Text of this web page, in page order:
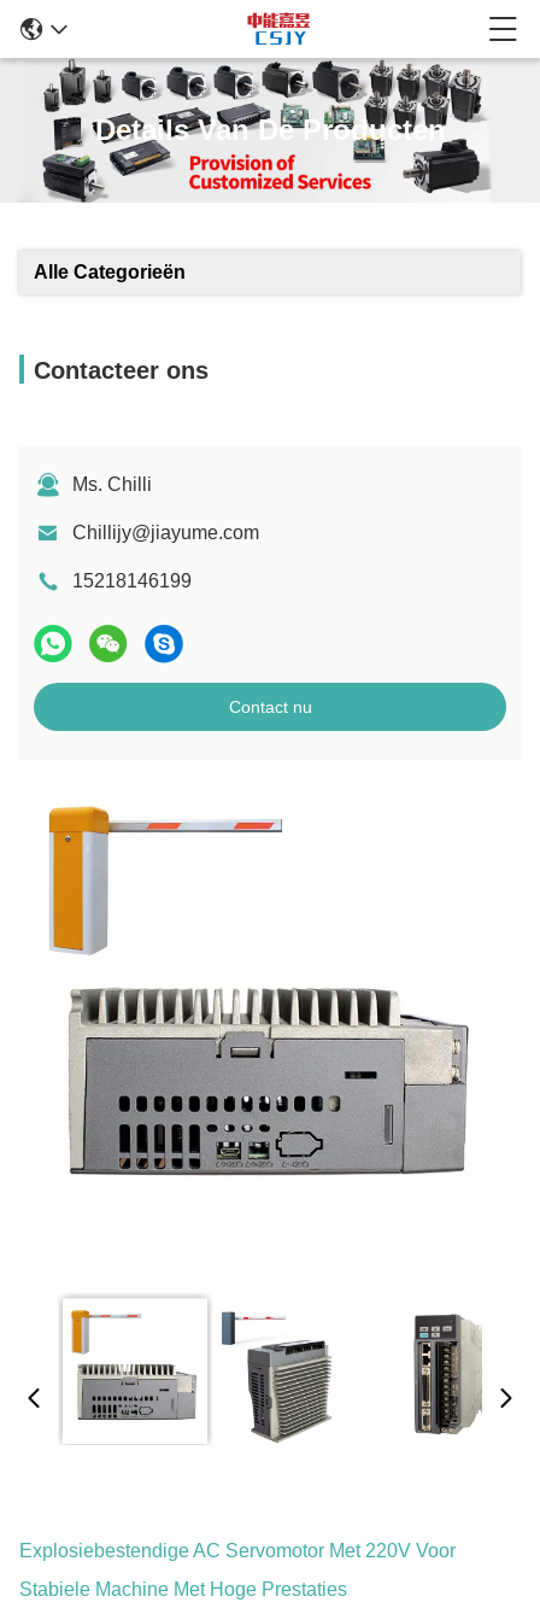
Details Van De Producten
Alle Categorieën
Contacteer ons
Ms. Chilli
Chillijy@jiayume.com
15218146199
Contact nu
Explosiebestendige AC Servomotor Met 220V Voor
Stabiele Machine Met Hoge Prestaties